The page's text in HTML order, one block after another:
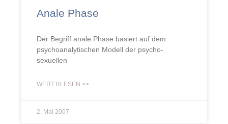
Anale Phase
Der Begriff anale Phase basiert auf dem
psychoanalytischen Modell der psycho-
sexuellen
WEITERLESEN >>
2. Mai 2007